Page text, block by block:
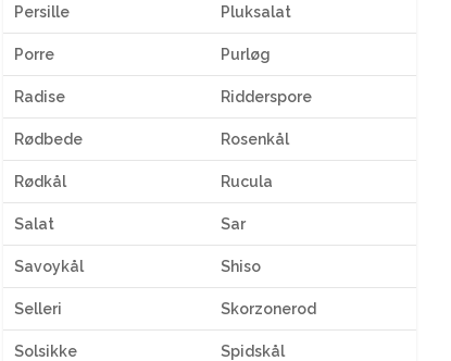
Persille Pluksalat
Porre Purløg
Radise Ridderspore
Rødbede Rosenkål
Rødkål Rucula
Salat Sar
Savoykål Shiso
Selleri Skorzonerod
Solsikke Spidskål